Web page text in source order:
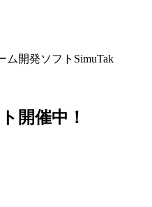
ム開発ソフトSimuTak
開催中！